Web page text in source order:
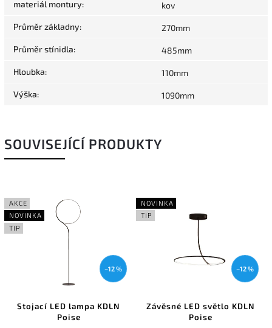
materiál montury: kov
Průměr základny: 270mm
Průměr stínidla: 485mm
Hloubka: 110mm
Výška: 1090mm
SOUVISEJÍCÍ PRODUKTY
AKCE
NOVINKA
TIP
–12 %
Stojací LED lampa KDLN
Poise
NOVINKA
TIP
–12 %
Závěsné LED světlo KDLN
Poise